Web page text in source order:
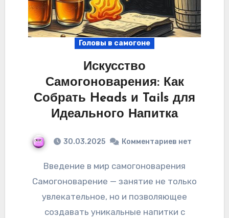
Головы в самогоне
Искусство
Самогоноварения: Как
Собрать Heads и Tails для
Идеального Напитка
30.03.2025 Комментариев нет
Введение в мир самогоноварения
Самогоноварение — занятие не только
увлекательное, но и позволяющее
создавать уникальные напитки с